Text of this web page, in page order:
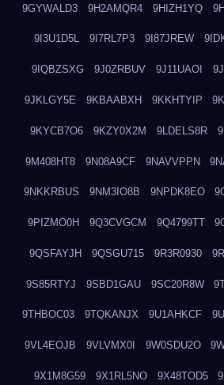
9GYWALD3 9H2AMQR4 9HIZH1YQ
9I3U1D5L 9I7RL7P3 9I87JREW
9IQBZSXG 9J0ZRBUV 9J11UAOI
9JKLGY5E 9KBAABXH 9KKHTYIP
9KYCB7O6 9KZY0X2M 9LDELS8R
9M408HT8 9N08A9CF 9NAVVPPN
9NKKRBUS 9NM3IO8B 9NPDK8EO
9PIZMO0H 9Q3CVGCM 9Q4799TT
9QSFAYJH 9QSGU715 9R3R0930
9S85RTYJ 9SBD1GAU 9SC20R8W
9THBOC03 9TQKANJX 9U1AHKCF
9VL4EOJB 9VLVMX0I 9W0SDU2O
9X1M8G59 9X1RL5NO 9X48TOD5